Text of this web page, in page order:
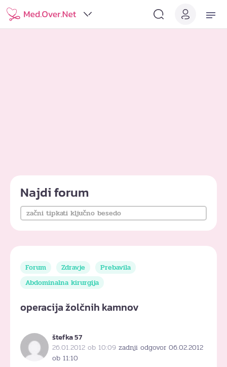
Najdi forum
Forum Zdravje
Prebavila
Abdominalna kirurgija
operacija žolčnih kamnov
štefka 57
26.01.2012 ob 10:09 zadnji odgovor 06.02.2012
ob 11:10